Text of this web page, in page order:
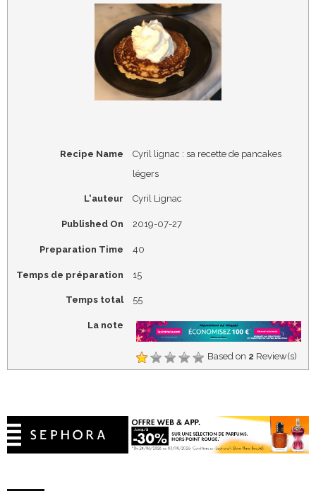
Recipe Name
Cyril lignac : sa recette de pancakes
légers
L'auteur Cyril Lignac
Published On 2019-07-27
Preparation Time 40
Temps de préparation 15
Temps total 55
La note
Based on 2 Review(s)